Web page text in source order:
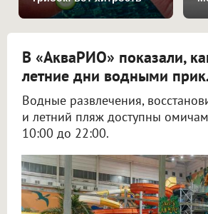
В «АкваРИО» показали,
летние дни водными
Водные развлечения,
и летний пляж доступны
10:00 до 22:00.